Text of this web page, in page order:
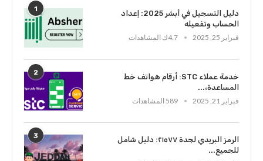
1
دليل التسجيل في أبشر 2025: إعداد
الحساب وتفعيله
فبراير 25, 2025
4.7ك المشاهدات
2
خدمة عملاء STC: أرقام هواتف خط
المساعدة،...
فبراير 21, 2025
589 المشاهدات
3
الرمز البريدي لجدة ٢١٥٧٧: دليل شامل
للجميع...